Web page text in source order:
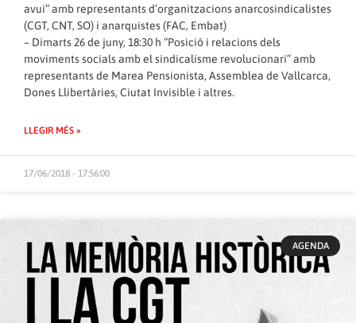
avui” amb representants d’organitzacions anarcosindicalistes
(CGT, CNT, SO) i anarquistes (FAC, Embat)
– Dimarts 26 de juny, 18:30 h “Posició i relacions dels
moviments socials amb el sindicalisme revolucionari” amb
representants de Marea Pensionista, Assemblea de Vallcarca,
Dones Llibertàries, Ciutat Invisible i altres.
LLEGIR MÉS »
17/06/2018 - 17:56:00
AGENDA